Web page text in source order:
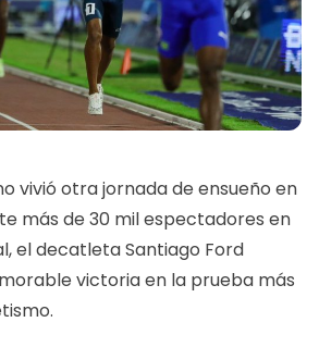
vivió otra jornada de ensueño en
más de 30 mil espectadores en
el decatleta Santiago Ford
victoria en la prueba más